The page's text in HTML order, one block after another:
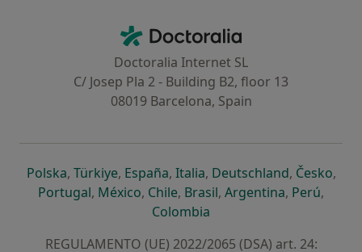
Doctoralia - Homepage
Doctoralia Internet SL
C/ Josep Pla 2 - Building B2, floor 13
08019 Barcelona, Spain
Polskaabre num novo separador
, Türkiyeabre num novo separador
, Españaabre num novo separador
, Italiaabre num novo
, Deutschlandabre num
, Česko,
Portugalabre num novo separador
, Méxicoabre num novo separador
, Chileabre num novo separador
, Brasilabre num novo
, Argentinaabre num
, Perúabre
,
Colombia
REGULAMENTO (UE) 2022/2065 (DSA) art. 24: